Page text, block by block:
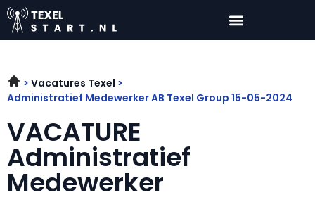
Vacatures Texel
Administratief Medewerker AB Texel Group 15-05-2024
VACATURE
Administratief
Medewerker